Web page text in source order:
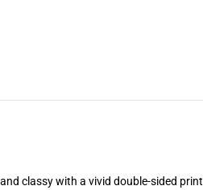
classy with a vivid double-sided print